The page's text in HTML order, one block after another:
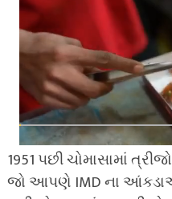
1951 પછી ચોમાસામાં
જો આપણે IMD ના